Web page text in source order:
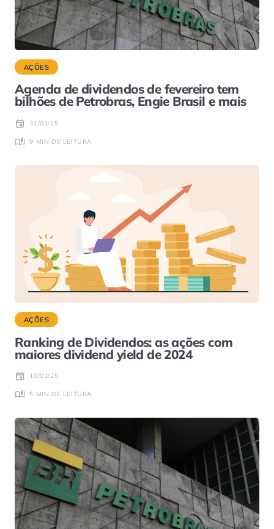
AÇÕES
Agenda de dividendos de fevereiro tem
bilhões de Petrobras, Engie Brasil e mais
31/01/25
9 MIN DE LEITURA
AÇÕES
Ranking de Dividendos: as ações com
maiores dividend yield de 2024
10/01/25
5 MIN DE LEITURA